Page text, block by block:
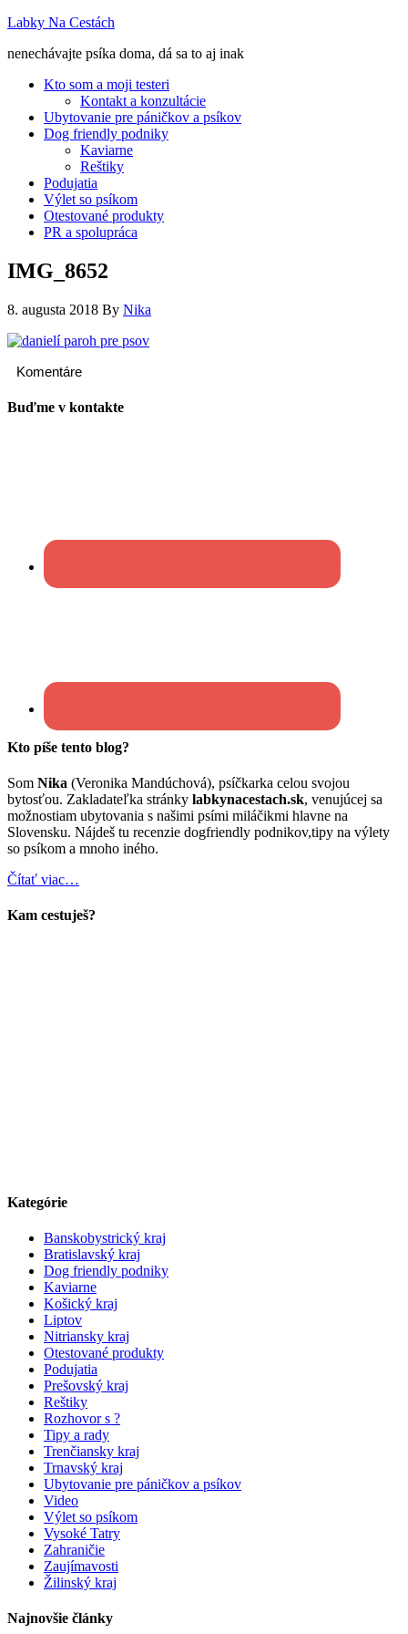
Labky Na Cestách
nenechávajte psíka doma, dá sa to aj inak
Kto som a moji testeri
Kontakt a konzultácie
Ubytovanie pre páničkov a psíkov
Dog friendly podniky
Kaviarne
Reštiky
Podujatia
Výlet so psíkom
Otestované produkty
PR a spolupráca
IMG_8652
8. augusta 2018 By Nika
Komentáre
Buďme v kontakte
Kto píše tento blog?
Som Nika (Veronika Mandúchová), psíčkarka celou svojou
bytosťou. Zakladateľka stránky labkynacestach.sk, venujúcej sa
možnostiam ubytovania s našimi psími miláčikmi hlavne na
Slovensku. Nájdeš tu recenzie dogfriendly podnikov,tipy na výlety
so psíkom a mnoho iného.
Čítať viac…
Kam cestuješ?
Kategórie
Banskobystrický kraj
Bratislavský kraj
Dog friendly podniky
Kaviarne
Košický kraj
Liptov
Nitriansky kraj
Otestované produkty
Podujatia
Prešovský kraj
Reštiky
Rozhovor s ?
Tipy a rady
Trenčiansky kraj
Trnavský kraj
Ubytovanie pre páničkov a psíkov
Video
Výlet so psíkom
Vysoké Tatry
Zahraničie
Zaujímavosti
Žilinský kraj
Najnovšie články